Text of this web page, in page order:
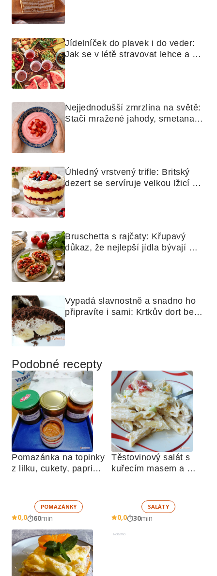
Jídelníček do plavek i do veder:
Jak se v létě stravovat lehce a
Nejjednodušší zmrzlina na světě:
Stačí mražené jahody, smetana a
Úhledný vrstvený trifle: Britský
dezert se servíruje velkou lžicí
Bruschetta s rajčaty: Křupavý
důkaz, že nejlepší jídla bývají
Vypadá slavnostně a snadno ho
připravíte i sami: Krtkův dort bez
Podobné recepty
Pomazánka na topinky
z lilku, cukety, paprik,
POMAZÁNKY
0,0 60min
Těstovinový salát s
kuřecím masem a
SALÁTY
0,0 30min
Reklama